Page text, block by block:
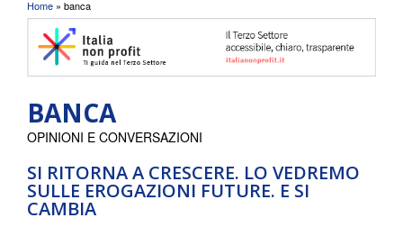
Tu sei qui
Home » banca
BANCA
SI RITORNA A CRESCERE. LO VEDREMO
SULLE EROGAZIONI FUTURE. E SI
CAMBIA
OPINIONI E CONVERSAZIONI